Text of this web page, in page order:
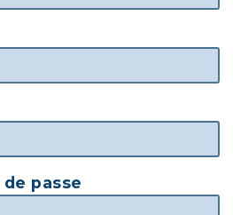
passe